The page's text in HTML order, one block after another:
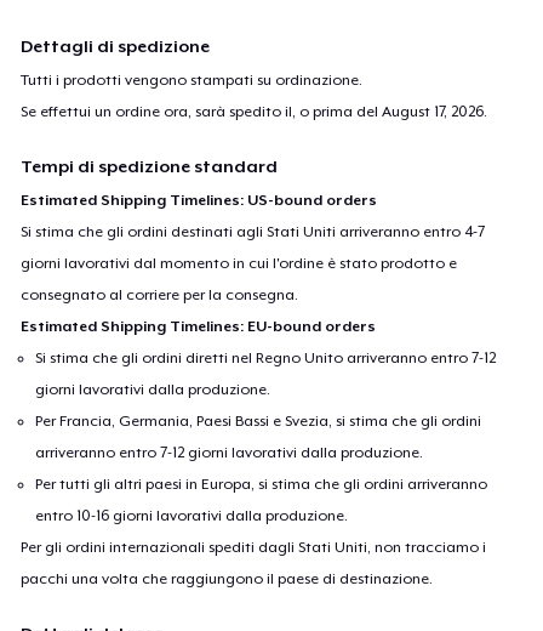
Dettagli di spedizione
Tutti i prodotti vengono stampati su ordinazione.
Se effettui un ordine ora, sarà spedito il, o prima delAugust 17, 2026.
Tempi di spedizione standard
Estimated Shipping Timelines: US-bound orders
Si stima che gli ordini destinati agli Stati Uniti arriveranno entro 4-7
giorni lavorativi dal momento in cui l'ordine è stato prodotto e
consegnato al corriere per la consegna.
Estimated Shipping Timelines: EU-bound orders
Si stima che gli ordini diretti nel Regno Unito arriveranno entro 7-12
giorni lavorativi dalla produzione.
Per Francia, Germania, Paesi Bassi e Svezia, si stima che gli ordini
arriveranno entro 7-12 giorni lavorativi dalla produzione.
Per tutti gli altri paesi in Europa, si stima che gli ordini arriveranno
entro 10-16 giorni lavorativi dalla produzione.
Per gli ordini internazionali spediti dagli Stati Uniti, non tracciamo i
pacchi una volta che raggiungono il paese di destinazione.